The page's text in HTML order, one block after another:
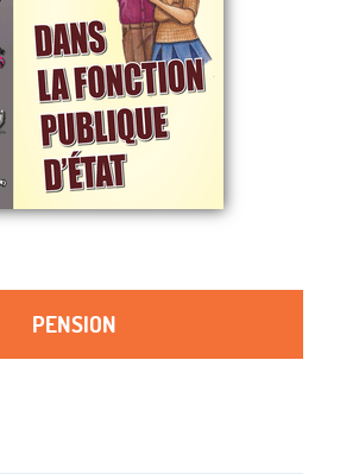
PENSION